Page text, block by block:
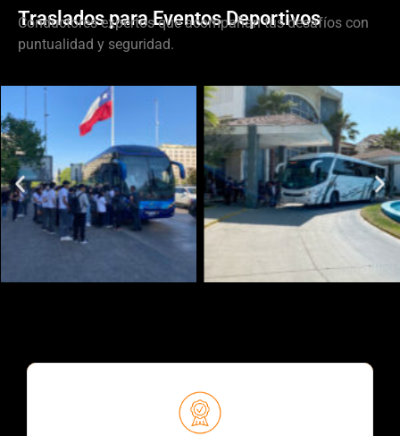
Traslados para Eventos Deportivos
Conductores expertos que acompañan tus desafíos con
puntualidad y seguridad.